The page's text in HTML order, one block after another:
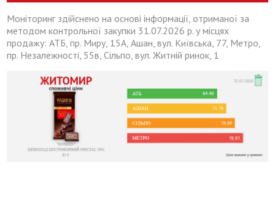
Моніторинг здійснено на основі інформації, отриманої за
методом контрольної закупки 31.07.2026 р. у місцях
продажу: АТБ, пр. Миру, 15А, Ашан, вул. Київська, 77, Метро,
пр. Незалежності, 55в, Сільпо, вул. Житній ринок, 1